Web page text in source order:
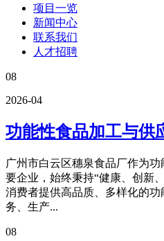
项目一览
新闻中心
联系我们
人才招聘
08
2026-04
功能性食品加工与供
广州市白云区穗泉食品厂作为
要企业，始终秉持“健康、创新
消费者提供高品质、多样化的
务、生产...
08